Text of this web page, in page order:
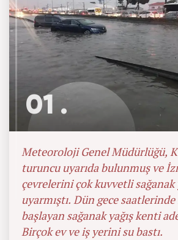
01 .
Meteoroloji Genel Müdürlüğü,
turuncu uyarıda bulunmuş ve
çevrelerini çok kuvvetli sağanak
uyarmıştı. Dün gece
başlayan sağanak yağış kenti
Birçok ev ve iş yerini su bastı.